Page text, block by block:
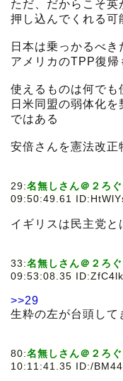
ただ、だからこそ英
押し込んでくれる可
日本は乗っかるべき
アメリカのTPP復帰
使えるものは何でも
日米同盟の弱体化
ではある
安倍さんを憲法改正
29:名無しさん＠２ろ
09:50:49.61
イギリスは民主党
33:名無しさん＠２ろ
09:53:08.35
>>29
生粋の左が台頭して
80:名無しさん＠２ろ
10:11:41.35 ID:/